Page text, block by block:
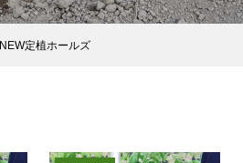
NEW定植ホールズ